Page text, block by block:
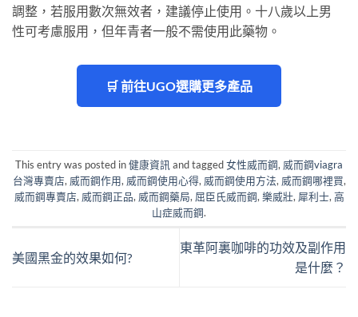
調整，若服用數次無效者，建議停止使用。十八歲以上男
性可考慮服用，但年青者一般不需使用此藥物。
🛒 前往UGO選購更多產品
This entry was posted in健康資訊 and tagged女性威而鋼, 威而鋼viagra
台灣專賣店, 威而鋼作用, 威而鋼使用心得, 威而鋼使用方法, 威而鋼哪裡買,
威而鋼專賣店, 威而鋼正品, 威而鋼藥局, 屈臣氏威而鋼, 樂威壯, 犀利士, 高
山症威而鋼.
美國黑金的效果如何?
東革阿裏咖啡的功效及副作用
是什麼？